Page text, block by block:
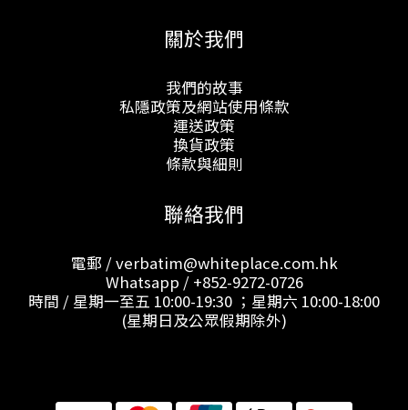
關於我們
我們的故事
私隱政策及網站使用條款
運送政策
換貨政策
條款與細則
聯絡我們
電郵 / verbatim@whiteplace.com.hk
Whatsapp / +852-9272-0726
時間 / 星期一至五 10:00-19:30 ；星期六 10:00-18:00
(星期日及公眾假期除外)